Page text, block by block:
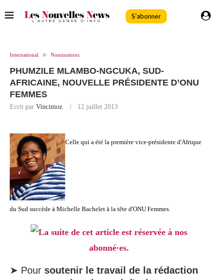
S'abonner
International Nominations
PHUMZILE MLAMBO-NGCUKA, SUD-
AFRICAINE, NOUVELLE PRÉSIDENTE D’ONU
FEMMES
Ecrit par Vincimoz 12 juillet 2013
Celle qui a été la première vice-présidente d'Afrique
du Sud succède à Michelle Bachelet à la tête d'ONU Femmes.
La suite de cet article est réservée à nos
abonné·es.
➤ Pour soutenir le travail de la rédaction